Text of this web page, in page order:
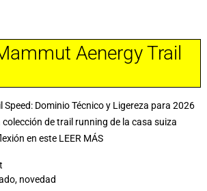
Aenergy Trail
Speed: Dominio Técnico y Ligereza para 2026
colección de trail running de la casa suiza
en este LEER MÁS
, novedad